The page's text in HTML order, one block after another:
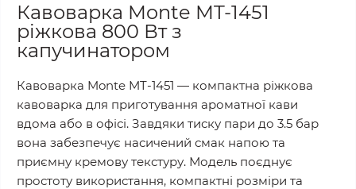
Кавоварка Monte MT-1451
ріжкова 800 Вт з
капучинатором
Кавоварка Monte MT-1451 — компактна ріжкова
кавоварка для приготування ароматної кави
вдома або в офісі. Завдяки тиску пари до 3.5 бар
вона забезпечує насичений смак напою та
приємну кремову текстуру. Модель поєднує
простоту використання, компактні розміри та